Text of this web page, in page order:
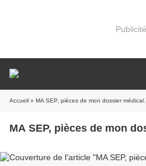
Publicité
Accueil » MA SEP, pièces de mon dossier médical.
MA SEP, pièces de mon